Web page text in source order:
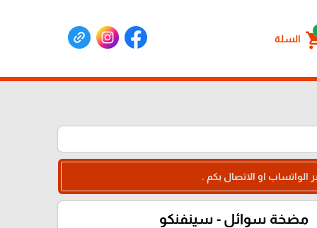
السلة
الواتساب او الاتصال بكم .
مضخة سوائل - سينفنكو